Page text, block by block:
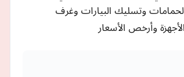
وتسليك البيارات وغرف
وأرخص الأسعار